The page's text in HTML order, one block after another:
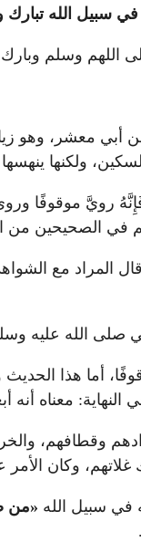
سبيل الله تبارك
اللهم وسلم
معشر، وهو
ولكنها
رويَّ موقوفًا
الصحيحين من
المراد مع
صلى الله عليه
أما هذا
معناه
وقطافهم،
وكان
في سبيل الله «من